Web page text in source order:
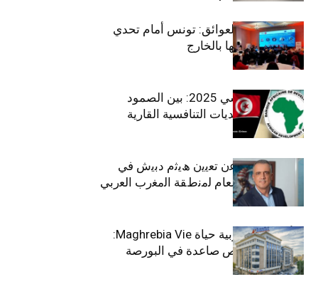
بين الطموح والعوائق: تونس أمام تحدي
استعادة كفاءاتها بالخارج
الاقتصاد التونسي 2025: بين الصمود
الاجتماعي وتحديات التنافسية القارية
ﺗﯾﺗرا ﺑﺎك ﺗﻌﻠن ﻋن ﺗﻌﯾﯾن ھﯾﺛم دﺑﯾش ﻓﻲ
ﻣﻧﺻب اﻟﻣدﯾر اﻟﻌﺎم ﻟﻣﻧطﻘﺔ اﻟﻣﻐرب اﻟﻌرﺑﻲ
وﻏرب أﻓرﯾﻘﯾﺎ
التأمينات المغربية حياة Maghrebia Vie:
فاعل رائد بفرص صاعدة في البورصة
(+34.8%)